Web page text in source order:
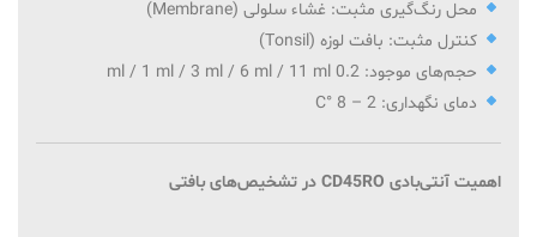
محل رنگ‌گیری مثبت: غشاء سلولی (Membrane)
کنترل مثبت: بافت لوزه (Tonsil)
حجم‌های موجود: 0.2 ml / 1 ml / 3 ml / 6 ml / 11 ml
دمای نگهداری: 2 – 8 °C
اهمیت آنتی‌بادی CD45RO در تشخیص‌های بافتی